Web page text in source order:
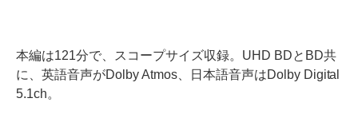
本編は121分で、スコープサイズ収録。UHD BDとBD共
に、英語音声がDolby Atmos、日本語音声はDolby Digital
5.1ch。